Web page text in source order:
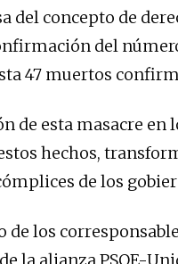
del concepto de
del
47 muertos
de esta masacre en
hechos,
de los
de los